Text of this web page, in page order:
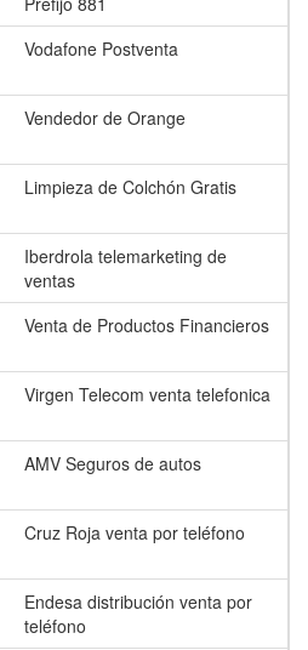
Vodafone Postventa
Vendedor de Orange
Limpieza de Colchón Gratis
Iberdrola telemarketing de
ventas
Venta de Productos Financieros
Virgen Telecom venta telefonica
AMV Seguros de autos
Cruz Roja venta por teléfono
Endesa distribución venta por
teléfono